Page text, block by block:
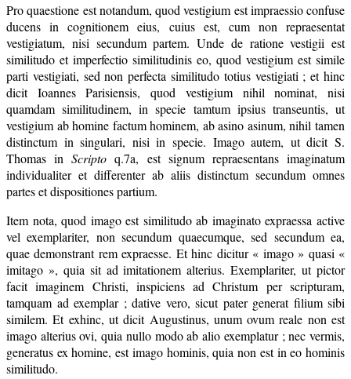
Pro quaestione est notandum, quod vestigium est impraessio confuse
ducens in cognitionem eius, cuius est, cum non repraesentat
vestigiatum, nisi secundum partem. Unde de ratione vestigii est
similitudo et imperfectio similitudinis eo, quod vestigium est simile
parti vestigiati, sed non perfecta similitudo totius vestigiati ; et hinc
dicit Ioannes Parisiensis, quod vestigium nihil nominat, nisi
quamdam similitudinem, in specie tamtum ipsius transeuntis, ut
vestigium ab homine factum hominem, ab asino asinum, nihil tamen
distinctum in singulari, nisi in specie. Imago autem, ut dicit S.
Thomas inScripto q.7a, est signum repraesentans imaginatum
individualiter et differenter ab aliis distinctum secundum omnes
partes et dispositiones partium.
Item nota, quod imago est similitudo ab imaginato expraessa active
vel exemplariter, non secundum quaecumque, sed secundum ea,
quae demonstrant rem expraesse. Et hinc dicitur « imago » quasi «
imitago », quia sit ad imitationem alterius. Exemplariter, ut pictor
facit imaginem Christi, inspiciens ad Christum per scripturam,
tamquam ad exemplar ; dative vero, sicut pater generat filium sibi
similem. Et exhinc, ut dicit Augustinus, unum ovum reale non est
imago alterius ovi, quia nullo modo ab alio exemplatur ; nec vermis,
generatus ex homine, est imago hominis, quia non est in eo hominis
similitudo.